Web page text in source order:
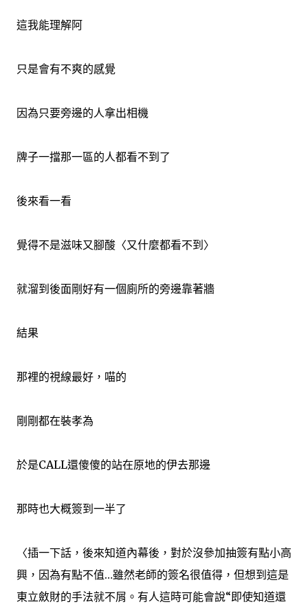
這我能理解阿
只是會有不爽的感覺
因為只要旁邊的人拿出相機
牌子一擋那一區的人都看不到了
後來看一看
覺得不是滋味又腳酸〈又什麼都看不到〉
就溜到後面剛好有一個廁所的旁邊靠著牆
結果
那裡的視線最好，喵的
剛剛都在裝孝為
於是CALL還傻傻的站在原地的伊去那邊
那時也大概簽到一半了
〈插一下話，後來知道內幕後，對於沒參加抽簽有點小高
興，因為有點不值…雖然老師的簽名很值得，但想到這是
東立斂財的手法就不屑。有人這時可能會說“即使知道還